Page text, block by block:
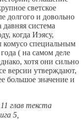
светское
долгого и довольно
система
когда Иэясу,
комусо специальным
( на самом деле
хотя они сильно
версии утверждают,
большое значение и
глав текста
5,